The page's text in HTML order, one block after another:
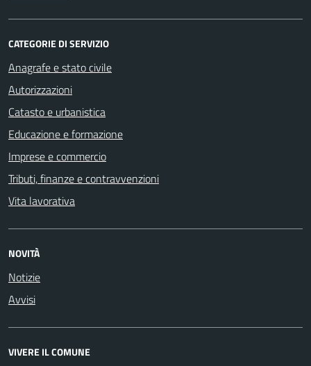
CATEGORIE DI SERVIZIO
Anagrafe e stato civile
Autorizzazioni
Catasto e urbanistica
Educazione e formazione
Imprese e commercio
Tributi, finanze e contravvenzioni
Vita lavorativa
NOVITÀ
Notizie
Avvisi
VIVERE IL COMUNE